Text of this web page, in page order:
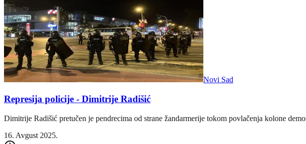
Novi Sad
Represija policije - Dimitrije Radišić
Dimitrije Radišić pretučen je pendrecima od strane žandarmerije tokom povlačenja kolone
16. Avgust 2025.